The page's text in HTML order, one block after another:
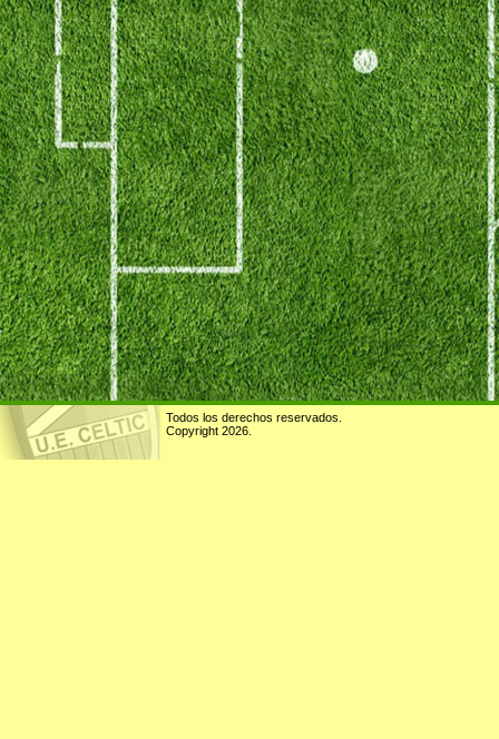
Todos los derechos reservados.
Copyright 2026.